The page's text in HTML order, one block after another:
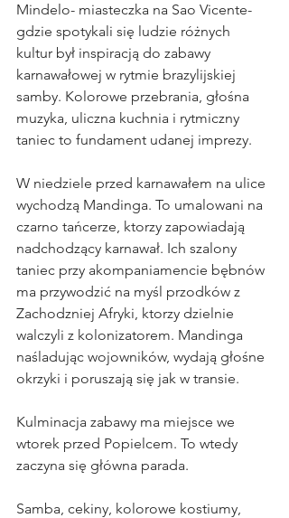
Mindelo- miasteczka na Sao Vicente-
gdzie spotykali się ludzie różnych
kultur był inspiracją do zabawy
karnawałowej w rytmie brazylijskiej
samby. Kolorowe przebrania, głośna
muzyka, uliczna kuchnia i rytmiczny
taniec to fundament udanej imprezy.
W niedziele przed karnawałem na ulice
wychodzą Mandinga. To umalowani na
czarno tańcerze, ktorzy zapowiadają
nadchodzący karnawał. Ich szalony
taniec przy akompaniamencie bębnów
ma przywodzić na myśl przodków z
Zachodzniej Afryki, ktorzy dzielnie
walczyli z kolonizatorem. Mandinga
naśladując wojowników, wydają głośne
okrzyki i poruszają się jak w transie.
Kulminacja zabawy ma miejsce we
wtorek przed Popielcem. To wtedy
zaczyna się główna parada.
Samba, cekiny, kolorowe kostiumy,